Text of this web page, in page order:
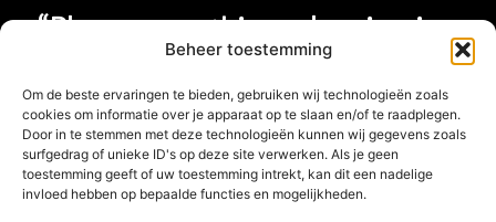
Beheer toestemming
Om de beste ervaringen te bieden, gebruiken wij technologieën zoals
cookies om informatie over je apparaat op te slaan en/of te raadplegen.
Door in te stemmen met deze technologieën kunnen wij gegevens zoals
surfgedrag of unieke ID's op deze site verwerken. Als je geen
toestemming geeft of uw toestemming intrekt, kan dit een nadelige
invloed hebben op bepaalde functies en mogelijkheden.
“Plans are nothing, planning is
everything”
Dwight D. Eisenhower